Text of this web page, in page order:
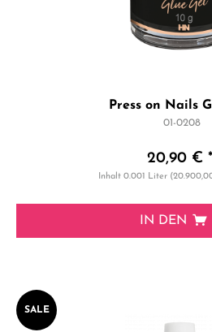
Press on Nails
01-0208
20,90 € *
Inhalt0.001 Liter
IN DEN
SALE